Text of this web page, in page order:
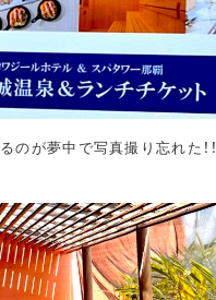
のが夢中で写真撮り忘れた！！